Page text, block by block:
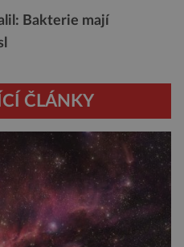
Bakterie mají
ČLÁNKY